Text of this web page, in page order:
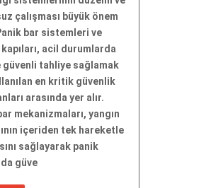
çalışması büyük önem
bar sistemleri ve
kapıları, acil durumlarda
güvenli tahliye sağlamak
en kritik güvenlik
arasında yer alır.
mekanizmaları, yangın
içeriden tek hareketle
sağlayarak panik
güve